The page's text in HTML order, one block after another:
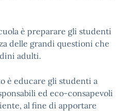
è preparare gli studenti
delle grandi questioni che
adulti.
è educare gli studenti a
ed eco-consapevoli
al fine di apportare